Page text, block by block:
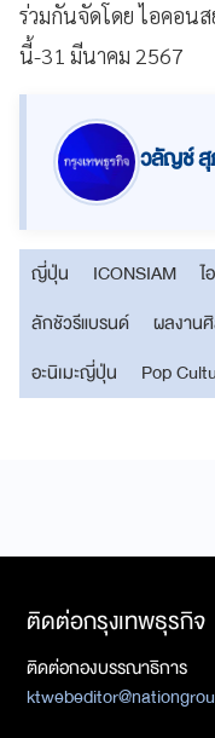
ร่วมกันจัดโดย ไอคอน
นี้-31 มีนาคม 2567
วลัญช์
ญี่ปุ่น ICONSIAM
ลักชัวรีแบรนด์
ผลงาน
อะนิเมะญี่ปุ่น
Pop
ติดต่อกรุงเทพธุรกิจ
ติดต่อกองบรรณาธิการ